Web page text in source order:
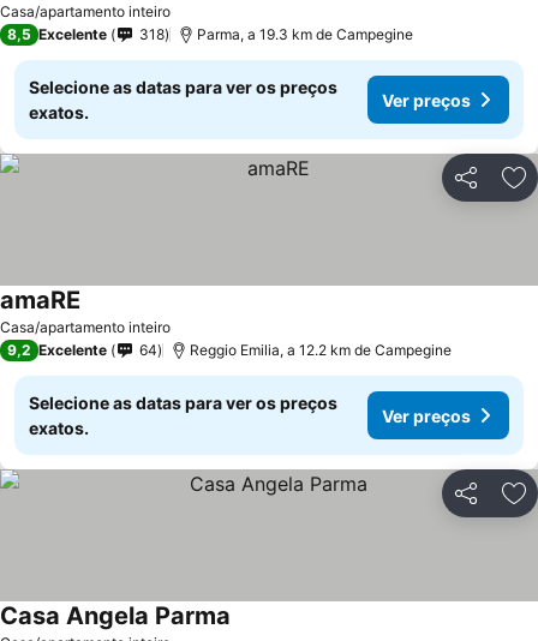
Casa/apartamento inteiro
8,5 Excelente 318 Parma, a 19.3 km de Campegine
Selecione as datas para ver os preços
exatos.
Ver preços
Partilhar
Casa/apartamento inteiro
amaRE
9,2 Excelente 64 Reggio Emilia, a 12.2 km de Campegine
Selecione as datas para ver os preços
exatos.
Ver preços
Partilhar
Casa Angela Parma